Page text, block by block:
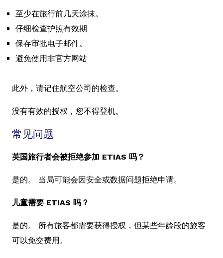
至少在旅行前几天涂抹。
仔细检查护照有效期
保存审批电子邮件。
避免使用非官方网站
此外，请记住航空公司的检查。
没有有效的授权，您不得登机。
常见问题
英国旅行者会被拒绝参加 ETIAS 吗？
是的。 当局可能会因安全或数据问题拒绝申请。
儿童需要 ETIAS 吗？
是的。 所有旅客都需要获得授权，但某些年龄段的旅客
可以免交费用。